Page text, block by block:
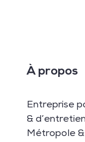
À propos
Entreprise
&
Métropole